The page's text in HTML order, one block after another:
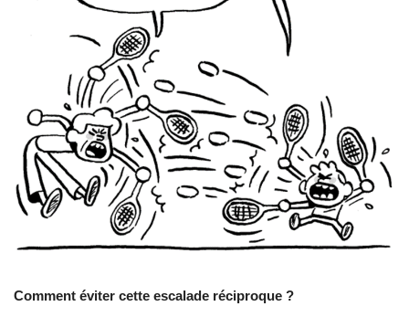
Comment éviter cette escalade réciproque ?